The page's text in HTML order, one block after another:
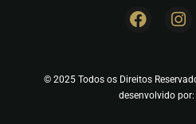
© 2025 Todos os Direitos
desenvolvido por: